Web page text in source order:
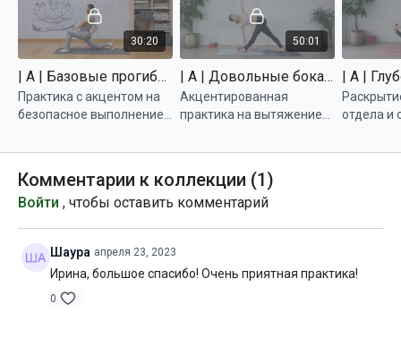
30:20
| A | Базовые прогибы | Михаил Швецов
Практика с акцентом на
безопасное выполнение
классических асанах
50:01
| A | Довольные бока | Татьяна Маркелова
Акцентированная
практика на вытяжение
спиральных линий
отдела и
Комментарии к коллекции (1 )
Войти , чтобы оставить комментарий
Шаура апреля 23, 2023
Ирина, большое спасибо! Очень приятная практика!
0